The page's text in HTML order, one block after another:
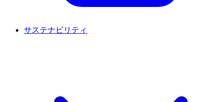
サステナビリティ